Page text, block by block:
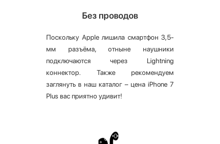
Без проводов
Поскольку Apple лишила смартфон 3,5-
мм разъёма, отныне наушники
подключаются через Lightning
коннектор. Также рекомендуем
заглянуть в наш каталог – цена iPhone 7
Plus вас приятно удивит!